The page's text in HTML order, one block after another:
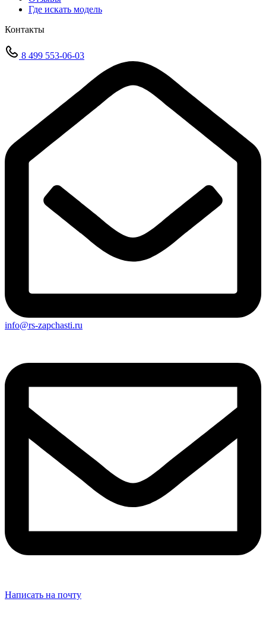
Где искать модель
Контакты
8 499 553-06-03
info@rs-zapchasti.ru
Написать на почту